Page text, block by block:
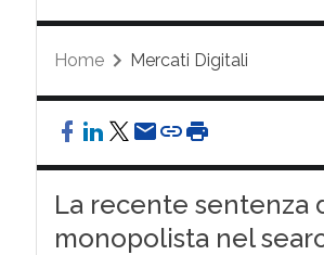
Home Mercati Digitali
La recente sentenza
monopolista nel